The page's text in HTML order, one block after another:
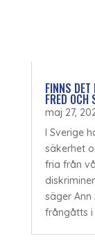
FINNS
FRED OCH
maj 27,
I Sverige
säkerhet
fria från
säger Ann
frångåtts i